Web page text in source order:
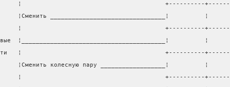
¦                                        +----------
¦Сменить ________________________________¦          ¦
¦                                        +----------
¦________________________________________¦          ¦
¦                                        +----------
¦Сменить колесную пару __________________¦          ¦
¦                                        +----------